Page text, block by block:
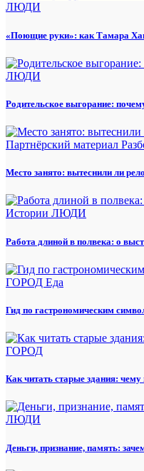
ЛЮДИ
«Поющие руки»: как Тамара
ЛЮДИ
Родительское выгорание:
Партнёрский материал
Место занято: вытеснили ли
Истории ЛЮДИ
Работа длиной в полвека: о
ГОРОД Еда
Гид по гастрономическим
ГОРОД
Как читать старые здания:
ЛЮДИ
Деньги, признание, память: